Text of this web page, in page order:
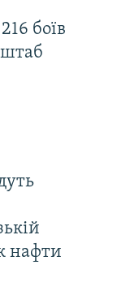
боїв
нафти